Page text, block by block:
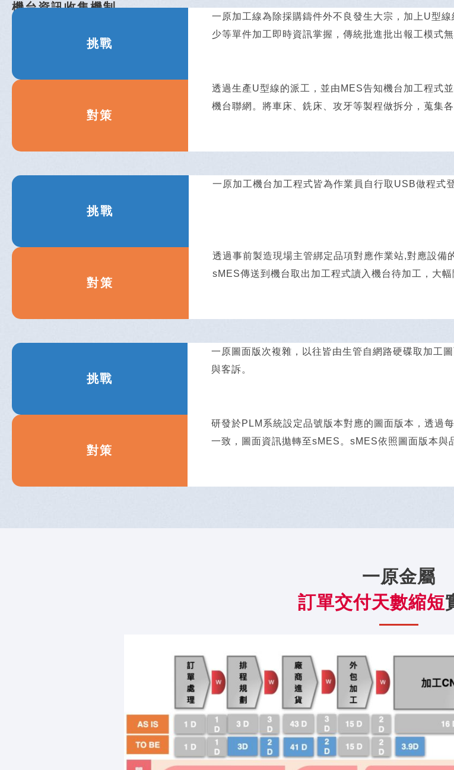
機台資訊收集機制
挑戰
一原加工線為除採購鑄件外不良發生大宗，加上U型
少等單件加工即時資訊掌握，傳統批進批出報工模式
對策
透過生產U型線的派工，並由MES告知機台加工程式
機台聯網。將車床、銑床、攻牙等製程做拆分，蒐集
挑戰
一原加工機台加工程式皆為作業員自行取USB做程式
對策
透過事前製造現場主管綁定品項對應作業站,對應設備
sMES傳送到機台取出加工程式讀入機台待加工，大
挑戰
一原圖面版次複雜，以往皆由生管自網路硬碟取加工
與客訴。
對策
研發於PLM系統設定品號版本對應的圖面版本，透過
一致，圖面資訊拋轉至sMES。sMES依照圖面版本與
一原金屬
訂單交付天數縮短